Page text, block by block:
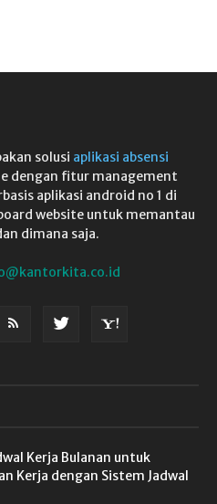
solusi aplikasi absensi
dengan fitur management
aplikasi android no 1 di
website untuk memantau
dimana saja.
Kerja Bulanan untuk
Kerja dengan Sistem Jadwal